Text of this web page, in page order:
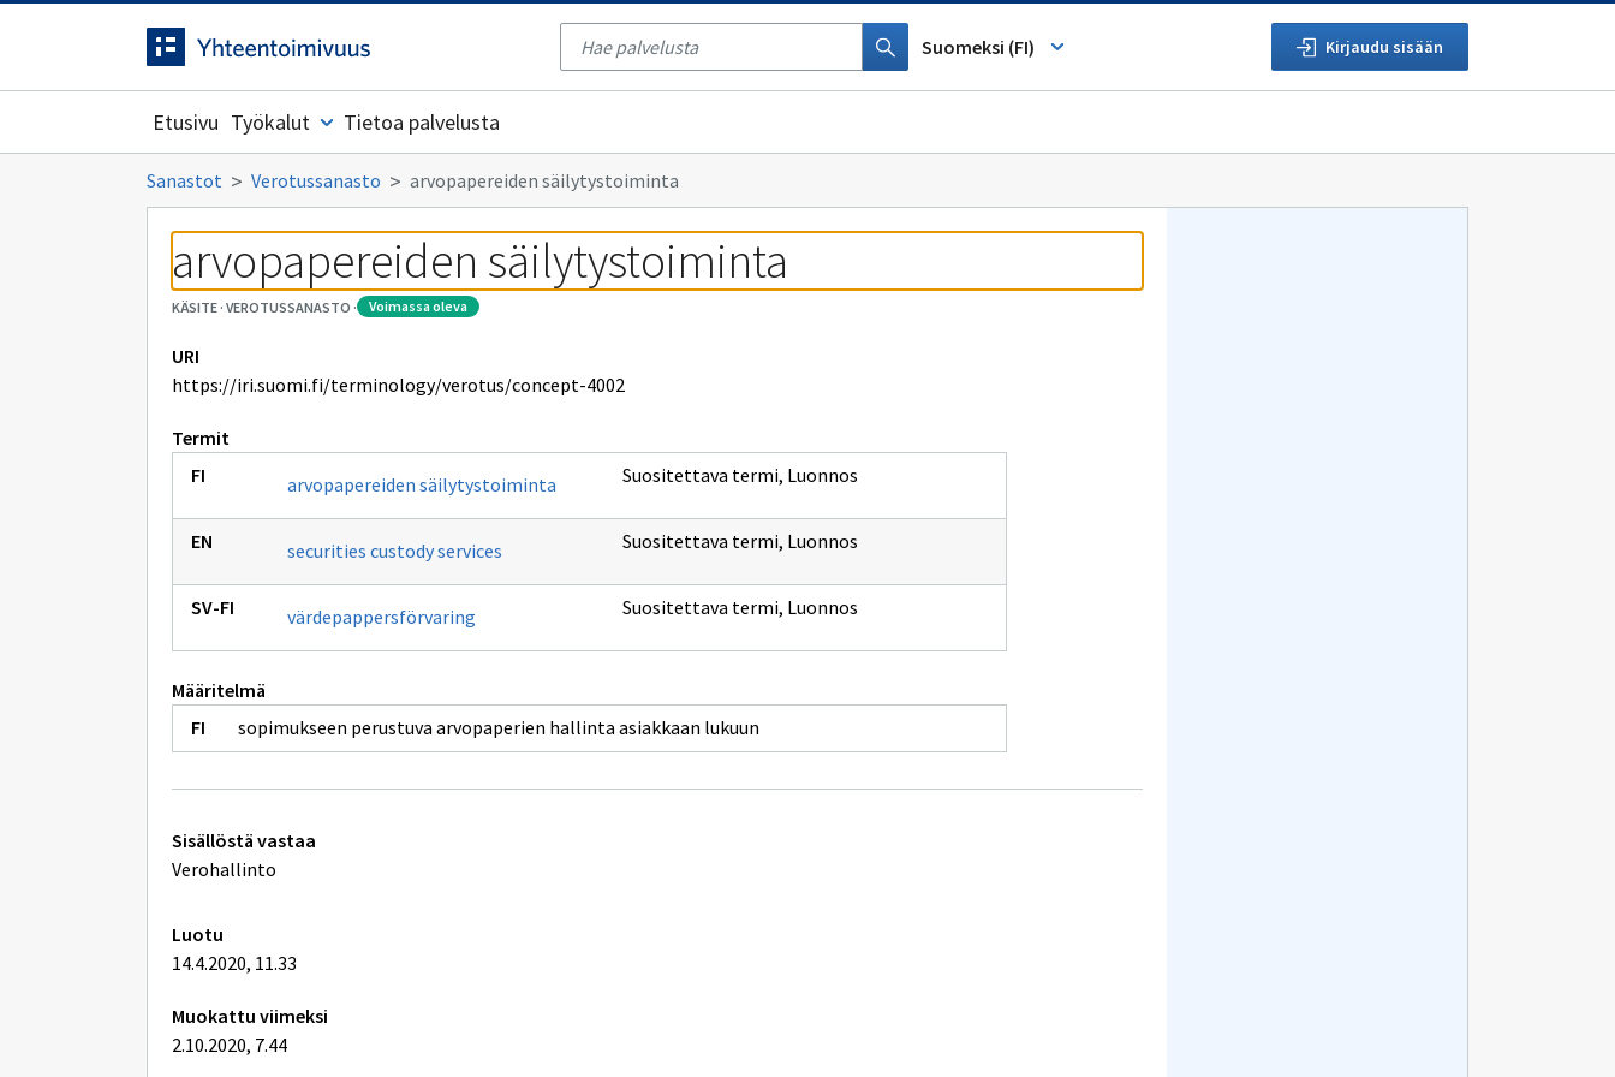
Siirrytty
Tyhjennä
haku
Suomeksi (FI) Kirjaudu sisään
Etusivu Työkalut Tietoa palvelusta
Sanastot Verotussanasto arvopapereiden säilytystoiminta
arvopapereiden säilytystoiminta
KÄSITE· VEROTUSSANASTO · voimassa oleva
URI
https://iri.suomi.fi/terminology/verotus/concept-4002
Termit
arvopapereiden säilytystoiminta
Suositettava termi, Luonnos
securities custody services Suositettava termi, Luonnos
värdepappersförvaring Suositettava termi, Luonnos
Määritelmä
sopimukseen perustuva arvopaperien hallinta asiakkaan lukuun
Tekniset
lisätiedot
Sisällöstä vastaa
Verohallinto
Luotu
14.4.2020, 11.33
Muokattu viimeksi
2.10.2020, 7.44